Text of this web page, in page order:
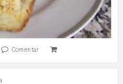
Comentar